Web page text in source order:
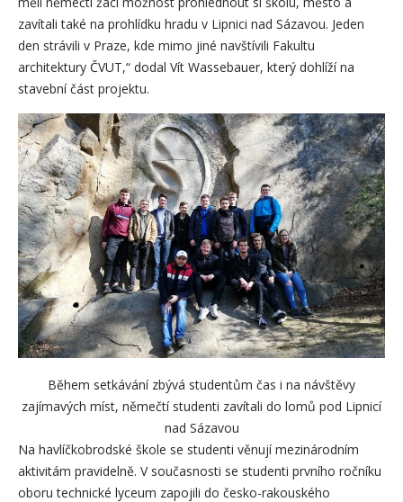
zavítali také na prohlídku hradu v Lipnici nad Sázavou. Jeden
den strávili v Praze, kde mimo jiné navštívili Fakultu
architektury ČVUT,“ dodal Vít Wassebauer, který dohlíží na
stavební část projektu.
Během setkávání zbývá studentům čas i na návštěvy
zajímavých míst, němečtí studenti zavítali do lomů pod Lipnicí
nad Sázavou
Na havlíčkobrodské škole se studenti věnují mezinárodním
aktivitám pravidelně. V současnosti se studenti prvního ročníku
oboru technické lyceum zapojili do česko-rakouského